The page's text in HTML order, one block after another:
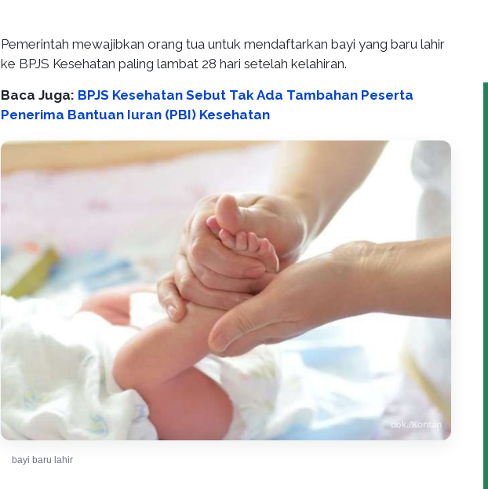
Pemerintah mewajibkan orang tua untuk mendaftarkan bayi yang baru lahir
ke BPJS Kesehatan paling lambat 28 hari setelah kelahiran.
Baca Juga: BPJS Kesehatan Sebut Tak Ada Tambahan Peserta
Penerima Bantuan Iuran (PBI) Kesehatan
bayi baru lahir